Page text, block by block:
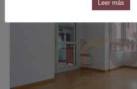
Leer más